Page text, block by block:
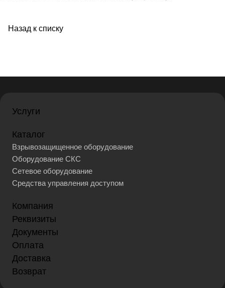
Назад к списку
Услуги
Каталог
Взрывозащищенное оборудование
Оборудование СКС
Сетевое оборудование
Средства управления доступом
Компания
Реквизиты
Документы
Оплата
Доставка
Возврат